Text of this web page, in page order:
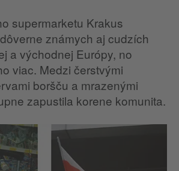
supermarketu Krakus
známych aj cudzích
a východnej Európy, no
viac. Medzi čerstvými
boršču a mrazenými
zapustila korene komunita.